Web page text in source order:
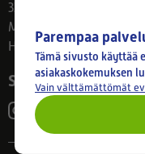
33800 Tampere
Ma–Pe 8–17
Huom! Myymälän
Seuraa meitä
Parempaa
Tämä sivusto käyttää
asiakaskokemuksen
Vain välttämättömät